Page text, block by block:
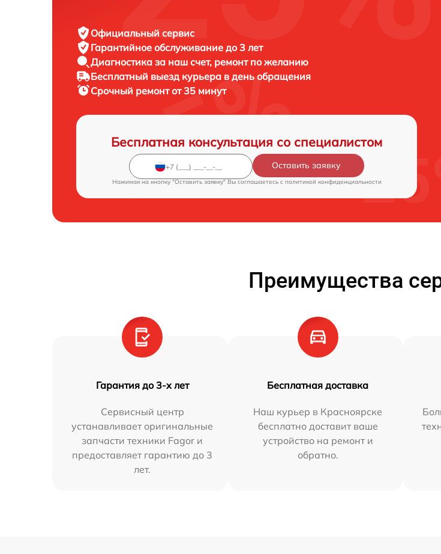
Официальный сервис
Гарантийное обслуживание до 3 лет
Диагностика за наш счет, ремонт по желанию
Бесплатный выезд курьера в день обращения
Срочный ремонтот 35 минут
Бесплатная консультация со специалистом
Оставить заявку
Нажимая на кнопку "Оставить заявку" Вы соглашаетесь c политикой конфиденциальности
Преимущества
Гарантия до 3-х лет
Сервисный центр
устанавливает оригинальные
запчасти техники Fagor и
предоставляет гарантию до 3
лет.
Бесплатная доставка
Наш курьер в Красноярске
бесплатно доставит ваше
устройство на ремонт и
обратно.